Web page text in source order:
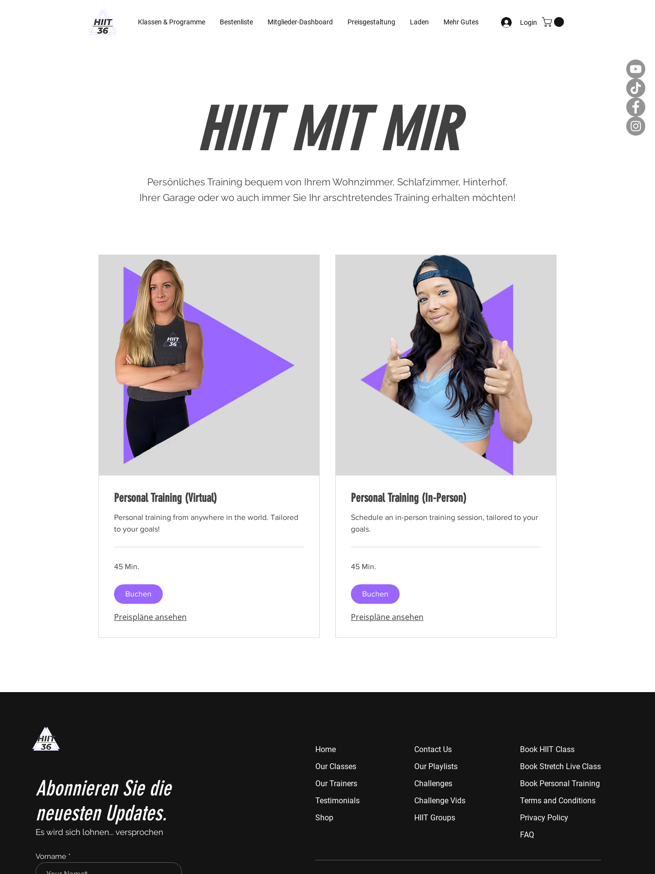
Klassen & Programme Bestenliste Mitglieder-Dashboard Preisgestaltung Laden Mehr Gutes Login
HIITMIT MIR
Persönliches Training bequem von Ihrem Wohnzimmer, Schlafzimmer, Hinterhof,
Ihrer Garage oder wo auch immer Sie Ihr arschtretendes Training erhalten möchten!
Personal Training (Virtual)
Personal training from anywhere in the world. Tailored
to your goals!
45 Min.
Buchen
Preispläne ansehen
Personal Training (In-Person)
Schedule an in-person training session, tailored to your
goals.
45 Min.
Buchen
Preispläne ansehen
Abonnieren Sie die
neuesten Updates.
Es wird sich lohnen... versprochen
Vorname
Home
Our Classes
Our Trainers
Testimonials
Shop
Contact Us
Our Playlists
Challenges
Challenge Vids
HIIT Groups
Book HIIT Class
Book Stretch Live Class
Book Personal Training
Terms and Conditions
Privacy Policy
FAQ